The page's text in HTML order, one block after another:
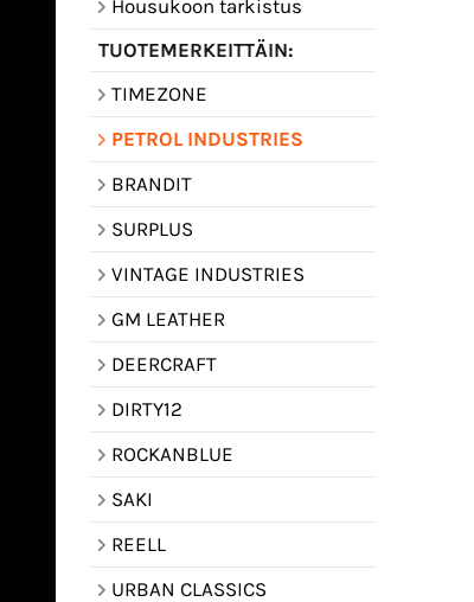
Housukoon tarkistus
TUOTEMERKEITTÄIN:
TIMEZONE
PETROL INDUSTRIES
BRANDIT
SURPLUS
VINTAGE INDUSTRIES
GM LEATHER
DEERCRAFT
DIRTY12
ROCKANBLUE
SAKI
REELL
URBAN CLASSICS